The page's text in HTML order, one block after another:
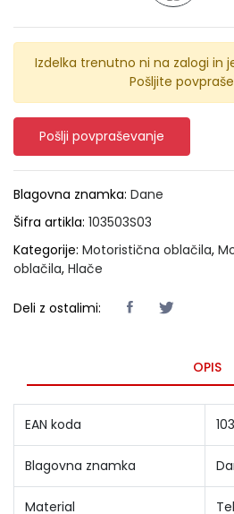
Izdelka trenutno ni na zalogi in
Pošljite
Pošlji povpraševanje
Blagovna znamka: Dane
Šifra artikla: 103503S03
Kategorije: Motoristična oblačila,
oblačila, Hlače
Deli z ostalimi:
OPIS
EAN koda
Blagovna znamka
Material